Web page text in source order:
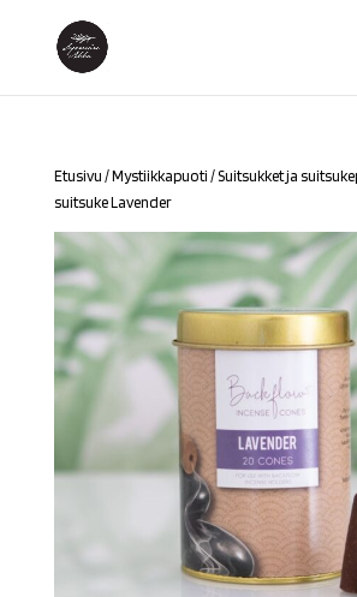
Etusivu /Mystiikkapuoti /Suitsukket ja
suitsuke Lavender